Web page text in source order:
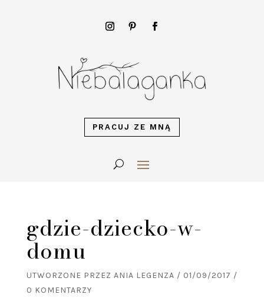
PRACUJ ZE MNĄ
gdzie-dziecko-w-
domu
UTWORZONE PRZEZ ANIA LEGENZA / 01/09/2017 /
0 KOMENTARZY